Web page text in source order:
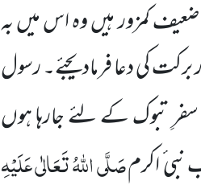
کمزور ہیں وہ اس میں بہ
کی دعا فرمادیجئے۔ رسول
سفرِ تبوک کے لئے جارہا ہوں
نبی ٔ اکرمصَلَّی اللہُ تَعَالٰی عَلَیْہِ